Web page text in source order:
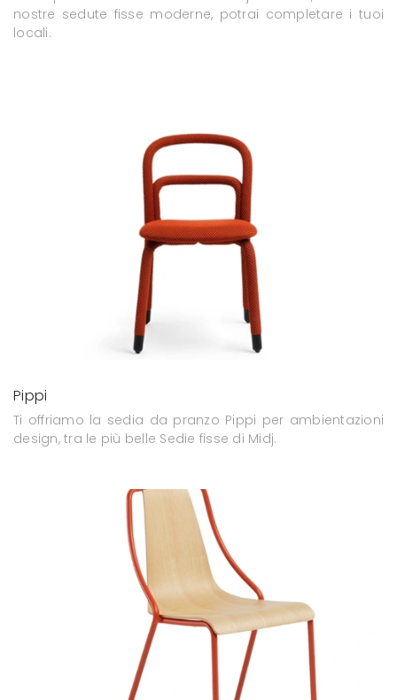
nostre sedute fisse moderne, potrai completare i tuoi
locali.
Pippi
Ti offriamo la sedia da pranzo Pippi per ambientazioni
design, tra le più belle Sedie fisse di Midj.